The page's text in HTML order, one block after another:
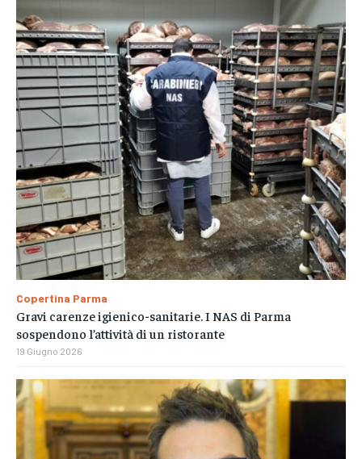
Copertina Parma
Gravi carenze igienico-sanitarie. I NAS di Parma
sospendono l’attività di un ristorante
19 Giugno 2026